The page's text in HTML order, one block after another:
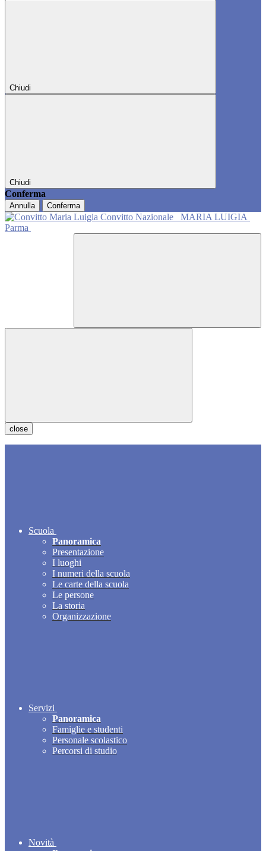
Chiudi
Chiudi
Conferma
Annulla Conferma
Convitto Nazionale
MARIA LUIGIA
Parma
close
Scuola
Panoramica
Presentazione
I luoghi
I numeri della scuola
Le carte della scuola
Le persone
La storia
Organizzazione
Servizi
Panoramica
Famiglie e studenti
Personale scolastico
Percorsi di studio
Novità